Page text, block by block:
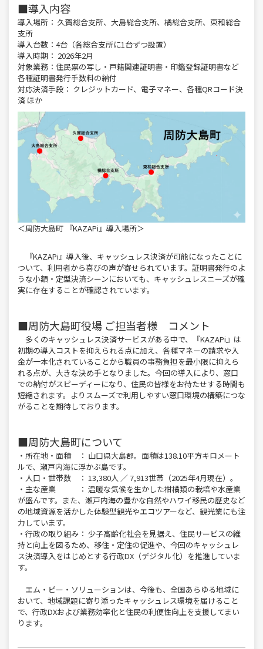
■導入内容
導入場所： 久賀総合支所、大島総合支所、橘総合支所、東和総合
支所
導入台数： 4台（各総合支所に1台ずつ設置）
導入時期： 2026年2月
対象業務： 住民票の写し・戸籍関連証明書・印鑑登録証明書など
各種証明書発行手数料の納付
対応決済手段： クレジットカード、電子マネー、各種QRコード決
済 ほか
＜周防大島町 『KAZAPi』導入場所＞
『KAZAPi』導入後、キャッシュレス決済が可能になったことに
ついて、利用者から喜びの声が寄せられています。証明書発行のよ
うな小額・定型決済シーンにおいても、キャッシュレスニーズが確
実に存在することが確認されています。
■周防大島町役場 ご担当者様 コメント
多くのキャッシュレス決済サービスがある中で、『KAZAPi』は
初期の導入コストを抑えられる点に加え、各種マネーの請求や入
金が一本化されていることから職員の事務負担を最小限に抑えら
れる点が、大きな決め手となりました。今回の導入により、窓口
での納付がスピーディーになり、住民の皆様をお待たせする時間も
短縮されます。よりスムーズで利用しやすい窓口環境の構築につな
がることを期待しております。
■周防大島町について
・所在地・面積 ： 山口県大島郡。面積は138.10平方キロメート
ルで、瀬戸内海に浮かぶ島です。
・人口・世帯数 ： 13,380人 ／ 7,913世帯（2025年4月現在）。
・主な産業 ： 温暖な気候を生かした柑橘類の栽培や水産業
が盛んです。また、瀬戸内海の豊かな自然やハワイ移民の歴史など
の地域資源を活かした体験型観光やエコツアーなど、観光業にも注
力しています。
・行政の取り組み： 少子高齢化社会を見据え、住民サービスの維
持と向上を図るため、移住・定住の促進や、今回のキャッシュレ
ス決済導入をはじめとする行政DX（デジタル化）を推進していま
す。
エム・ピー・ソリューションは、今後も、全国あらゆる地域に
おいて、地域課題に寄り添ったキャッシュレス環境を届けること
で、行政DXおよび業務効率化と住民の利便性向上を支援してまい
ります。